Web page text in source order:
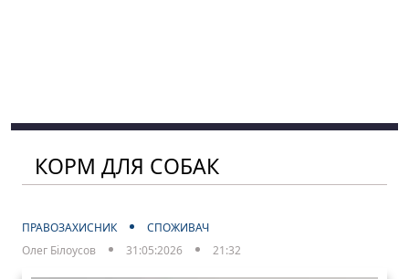
КОРМ ДЛЯ СОБАК
ПРАВОЗАХИСНИК
СПОЖИВАЧ
Олег Білоусов
31:05:2026 21:32